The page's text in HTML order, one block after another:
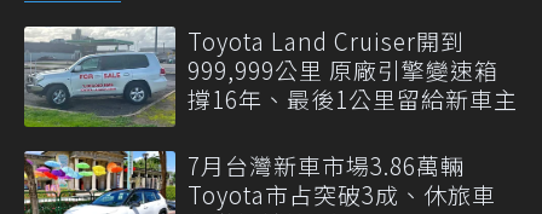
Toyota Land Cruiser開到
999,999公里 原廠引擎變速箱
撐16年、最後1公里留給新車主
7月台灣新車市場3.86萬輛
Toyota市占突破3成、休旅車